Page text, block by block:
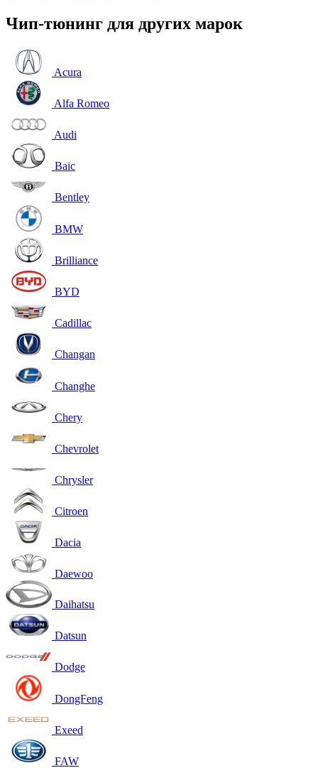
Чип-тюнинг для других марок
Acura
Alfa Romeo
Audi
Baic
Bentley
BMW
Brilliance
BYD
Cadillac
Changan
Changhe
Chery
Chevrolet
Chrysler
Citroen
Dacia
Daewoo
Daihatsu
Datsun
Dodge
DongFeng
Exeed
FAW